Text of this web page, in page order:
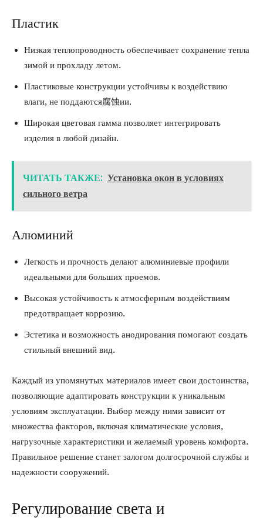
Пластик
Низкая теплопроводность обеспечивает сохранение тепла
зимой и прохладу летом.
Пластиковые конструкции устойчивы к воздействию
влаги, не поддаются腐蚀ии.
Широкая цветовая гамма позволяет интегрировать
изделия в любой дизайн.
ЧИТАТЬ ТАКЖЕ: Установка окон в условиях
сильного ветра
Алюминий
Легкость и прочность делают алюминиевые профили
идеальными для больших проемов.
Высокая устойчивость к атмосферным воздействиям
предотвращает коррозию.
Эстетика и возможность анодирования помогают создать
стильный внешний вид.
Каждый из упомянутых материалов имеет свои достоинства,
позволяющие адаптировать конструкции к уникальным
условиям эксплуатации. Выбор между ними зависит от
множества факторов, включая климатические условия,
нагрузочные характеристики и желаемый уровень комфорта.
Правильное решение станет залогом долгосрочной службы и
надежности сооружений.
Регулирование света и